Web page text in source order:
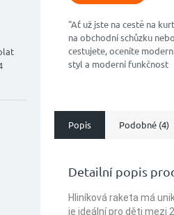
"Ať už jste na cestě na
na obchodní schůzku nebo
cestujete, oceníte
styl a moderní funkčnost
Popis Podobné (4)
Detailní popis
Hliníková raketa má
je ideální pro děti mezi